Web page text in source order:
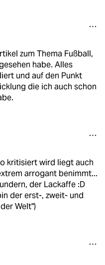
zum Thema Fußball,
habe. Alles
und auf den Punkt
die ich auch schon
kritisiert wird liegt auch
arrogant benimmt...
der Lackaffe :D
der erst-, zweit- und
Welt")